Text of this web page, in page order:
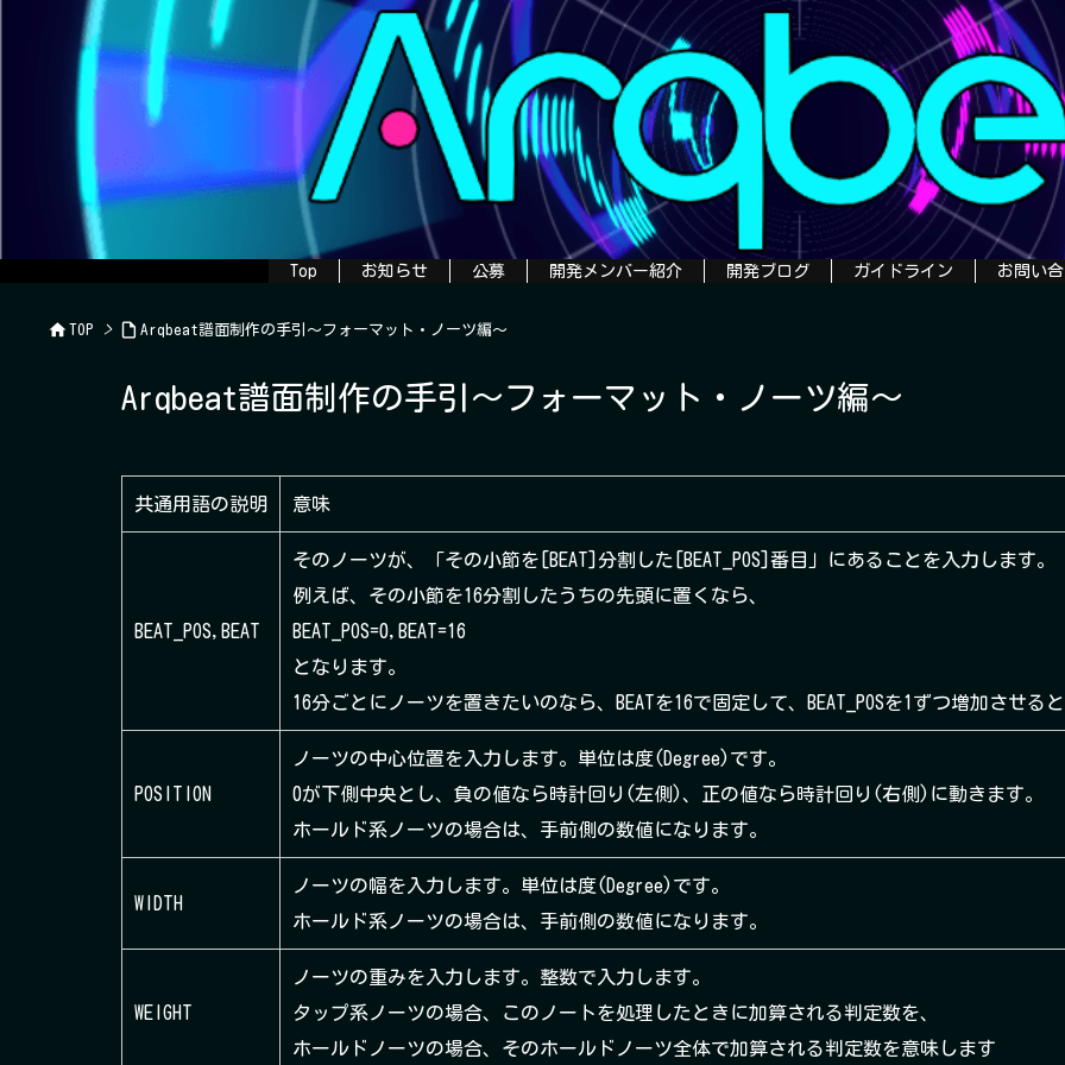
Top お知らせ 公募 開発メンバー紹介 開発ブログ ガイドライン お問い
 TOP >  Arqbeat譜面制作の手引～フォーマット・ノーツ編～
Arqbeat譜面制作の手引～フォーマット・ノーツ編～
共通用語の説明 意味
BEAT_POS,BEAT
そのノーツが、「その小節を[BEAT]分割した[BEAT_POS]番目」にあることを入力します。
例えば、その小節を16分割したうちの先頭に置くなら、
BEAT_POS=0,BEAT=16
となります。
16分ごとにノーツを置きたいのなら、BEATを16で固定して、BEAT_POSを1ずつ増加させると
POSITION
ノーツの中心位置を入力します。単位は度(Degree)です。
0が下側中央とし、負の値なら時計回り(左側)、正の値なら時計回り(右側)に動きます。
ホールド系ノーツの場合は、手前側の数値になります。
WIDTH
ノーツの幅を入力します。単位は度(Degree)です。
ホールド系ノーツの場合は、手前側の数値になります。
WEIGHT
ノーツの重みを入力します。整数で入力します。
タップ系ノーツの場合、このノートを処理したときに加算される判定数を、
ホールドノーツの場合、そのホールドノーツ全体で加算される判定数を意味します